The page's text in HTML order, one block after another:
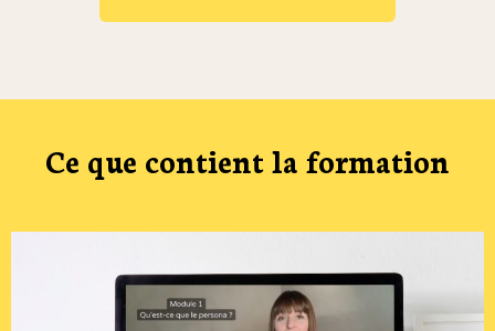
Ce que contient la formation